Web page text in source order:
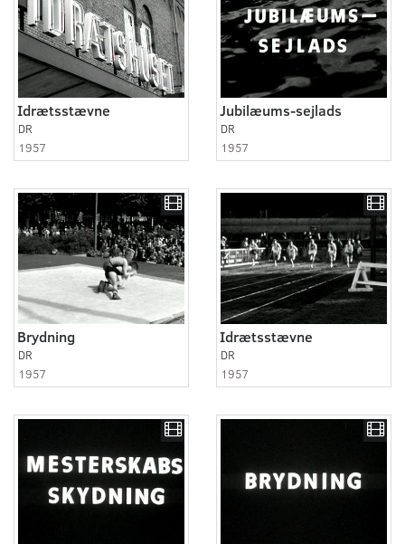
Idrætsstævne
DR
1957
Jubilæums-sejlads
DR
1957
Brydning
DR
1957
Idrætsstævne
DR
1957